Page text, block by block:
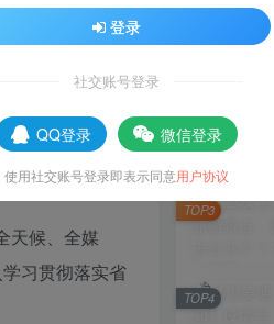
天候、全媒
习贯彻落实省
1.9W+人已
“爱山
自己的
TOP2
TOP3
TOP4
登录
社交账号登录
QQ登录 微信登录
使用社交账号登录即表示同意用户协议